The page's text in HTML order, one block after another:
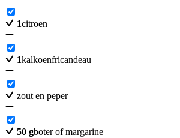
1citroen
1kalkoenfricandeau
zout en peper
50 gboter of margarine